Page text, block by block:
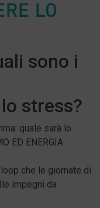
LO
sono i
stress?
quale sarà lo
ED ENERGIA
che le giornate di
impegni da